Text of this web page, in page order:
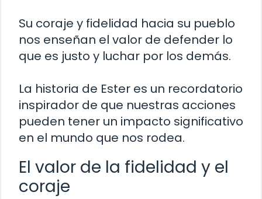
Su coraje y fidelidad hacia su pueblo
nos enseñan el valor de defender lo
que es justo y luchar por los demás.
La historia de Ester es un recordatorio
inspirador de que nuestras acciones
pueden tener un impacto significativo
en el mundo que nos rodea.
El valor de la fidelidad y el
coraje